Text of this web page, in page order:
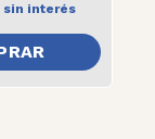
sin interés